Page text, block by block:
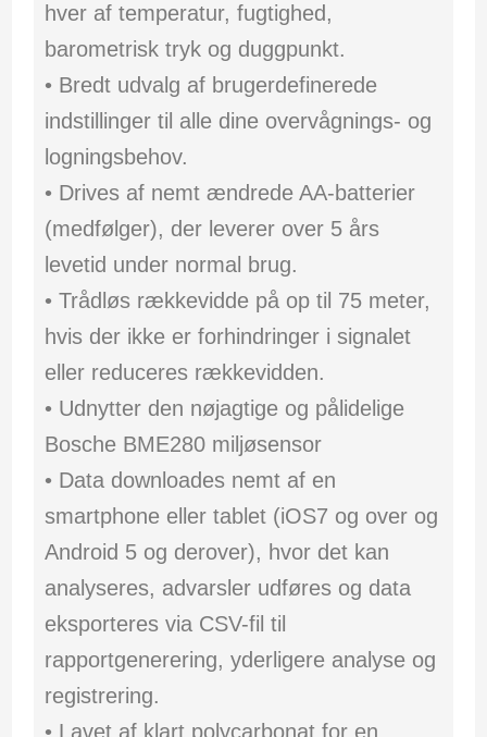
hver af temperatur, fugtighed,
barometrisk tryk og duggpunkt.
• Bredt udvalg af brugerdefinerede
indstillinger til alle dine overvågnings- og
logningsbehov.
• Drives af nemt ændrede AA-batterier
(medfølger), der leverer over 5 års
levetid under normal brug.
• Trådløs rækkevidde på op til 75 meter,
hvis der ikke er forhindringer i signalet
eller reduceres rækkevidden.
• Udnytter den nøjagtige og pålidelige
Bosche BME280 miljøsensor
• Data downloades nemt af en
smartphone eller tablet (iOS7 og over og
Android 5 og derover), hvor det kan
analyseres, advarsler udføres og data
eksporteres via CSV-fil til
rapportgenerering, yderligere analyse og
registrering.
• Lavet af klart polycarbonat for en